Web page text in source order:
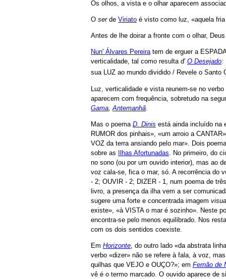
Os olhos, a vista e o olhar aparecem
O serde Viriato é visto como luz, «aquela
Antes de lhe doirar a fronte com o olhar,
Nun' Álvares Pereiratem de erguer a
verticalidade, tal como resulta d' O Desejado:
sua LUZ ao mundo dividido / Revele o Santo
Luz, verticalidade e vista reunem-se no
aparecem com frequência, sobretudo na
Gama Antemanhã
Mas o poema D. Dinis está ainda incluído na
RUMOR dos pinhais», «um arroio a
VOZ da terra ansiando pelo mar». Dois
sobre as Ilhas Afortunadas . No primeiro, do
no sono (ou por um ouvido interior), mas ao
voz cala-se, fica o mar, só. A recorrência do
- 2; OUVIR - 2; DIZER - 1, num poema de
livro, a presença da ilha vem a ser
sugere uma forte e concentrada imagem
existe», «à VISTA o mar é sozinho». Neste
encontra-se pelo menos equilibrado. Nos
com os dois sentidos coexiste.
Em Horizonte , do outro lado «da abstrata
verbo «dizer» não se refere à fala, à voz,
quilhas que VEJO e OUÇO?»; em Fernão de
vê é o termo marcado. O ouvido aparece de